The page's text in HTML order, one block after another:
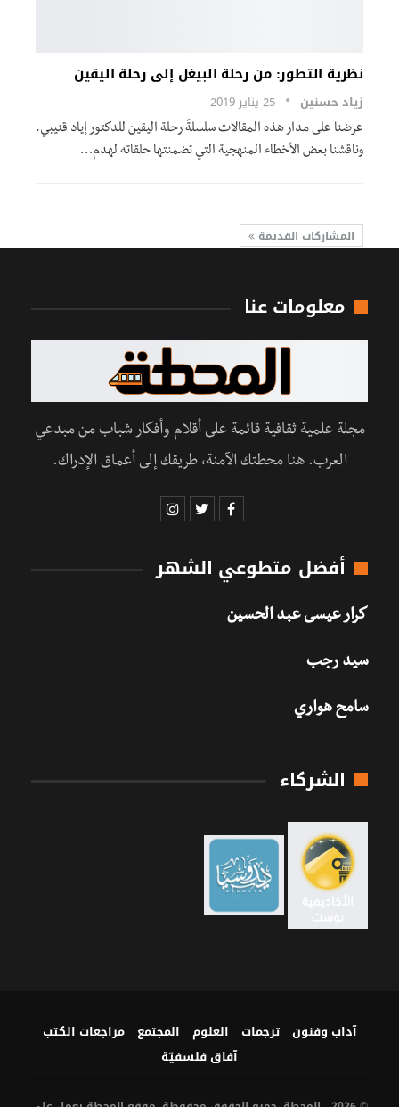
نظرية التطور: من رحلة البيغل إلى رحلة اليقين
زياد حسنين 25 يناير 2019
عرضنا على مدار هذه المقالات سلسلةَ رحلة اليقين للدكتور إياد قنيبي.
وناقشنا بعض الأخطاء المنهجية التي تضمنتها حلقاته لهدم…
المشاركات القديمة
معلومات عنا
مجلة علمية ثقافية قائمة على أقلام وأفكار شباب من مبدعي
العرب. هنا محطتك الآمنة، طريقك إلى أعماق الإدراك.
أفضل متطوعي الشهر
كرار عيسى عبد الحسين
سيد رجب
سامح هواري
الشركاء
آداب وفنون ترجمات العلوم المجتمع
مراجعات الكتب
آفاق فلسفيّة‎